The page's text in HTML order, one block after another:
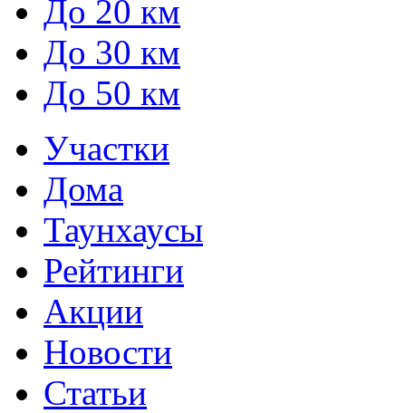
До 20 км
До 30 км
До 50 км
Участки
Дома
Таунхаусы
Рейтинги
Акции
Новости
Статьи